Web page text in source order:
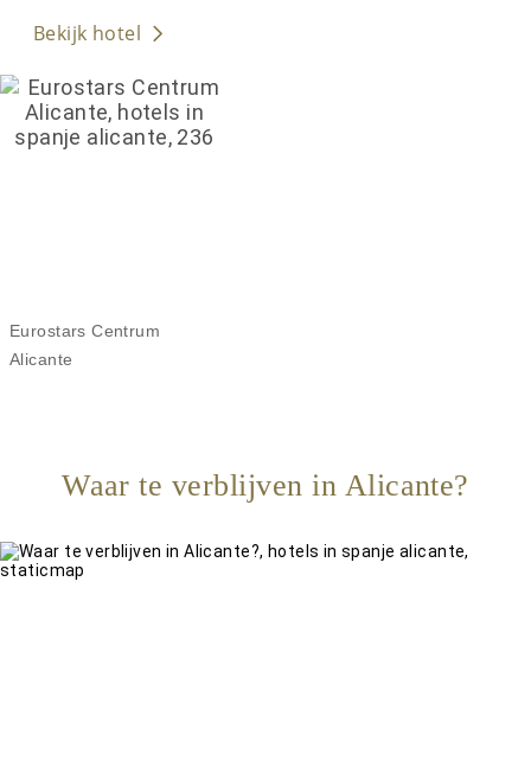
Bekijk hotel
Eurostars Centrum
Alicante
Waar te verblijven in Alicante?